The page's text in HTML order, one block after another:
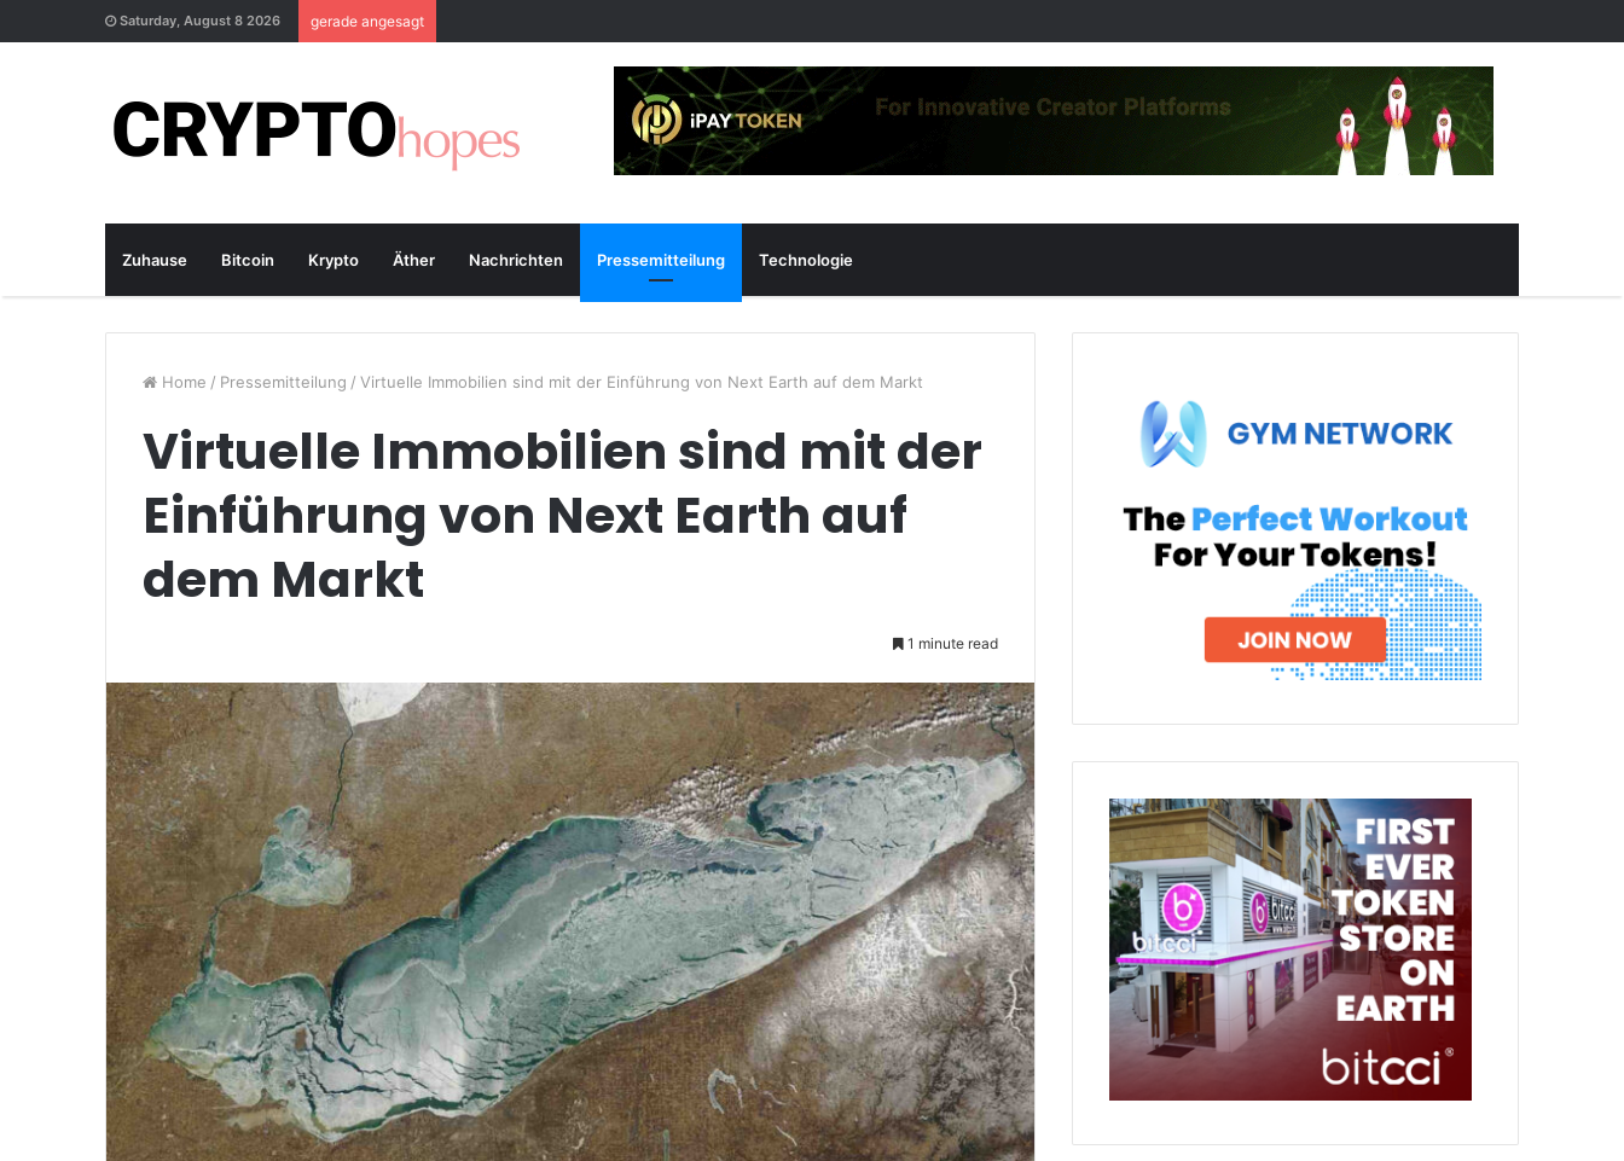
Saturday, August 8 2026 gerade angesagt
Zuhause Bitcoin Krypto Äther Nachrichten Pressemitteilung Technologie
Home / Pressemitteilung / Virtuelle Immobilien sind mit der Einführung von Next Earth auf dem Markt
Virtuelle Immobilien sind mit der
Einführung von Next Earth auf
dem Markt
1 minute read